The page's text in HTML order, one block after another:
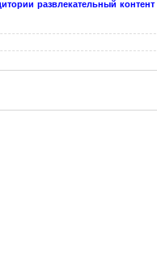
развлекательный